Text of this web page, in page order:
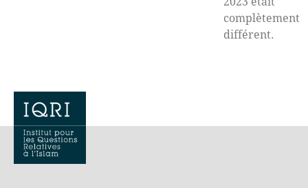
complètement
différent.